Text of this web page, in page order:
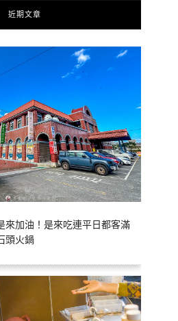
近期文章
來加油！是來吃連平日都客滿
頭火鍋